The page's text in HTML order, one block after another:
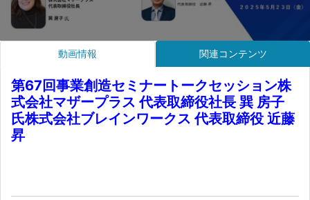
動画情報 関連コンテンツ
第67回事業創造セミナートークセッション株
式会社マザープラス 代表取締役社長 巽 房子
氏株式会社ブレインワークス 代表取締役 近藤
昇